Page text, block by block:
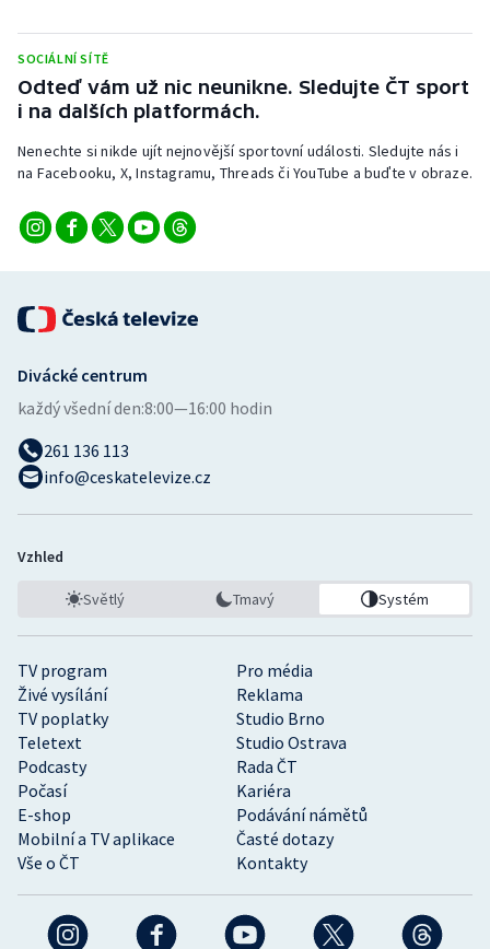
Triatlon
Veslování
Vodní slalom
Ostatní
SOCIÁLNÍ SÍTĚ
Odteď vám už nic neunikne. Sledujte ČT sport
i na dalších platformách.
Nenechte si nikde ujít nejnovější sportovní události. Sledujte nás i
na Facebooku, X, Instagramu, Threads či YouTube a buďte v obraze.
TV program
Pro média
Živé vysílání
Reklama
TV poplatky
Studio Brno
Teletext
Studio Ostrava
Podcasty
Rada ČT
Počasí
Kariéra
E-shop
Podávání námětů
Mobilní a TV aplikace
Časté dotazy
Vše o ČT
Kontakty
Divácké centrum
každý všední den:8:00—16:00 hodin
261 136 113
info@ceskatelevize.cz
Vzhled
Světlý Tmavý Systém